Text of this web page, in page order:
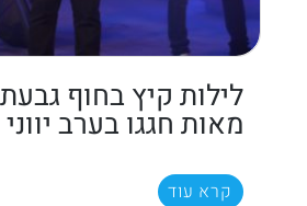
לילות קיץ בחוף
מאות חגגו בערב
קרא עוד